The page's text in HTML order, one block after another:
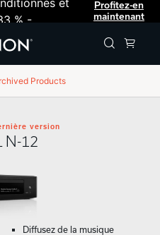
et
33 % -
Profitez-en
maintenant
Products
version
N-12
Diffusez de la musique